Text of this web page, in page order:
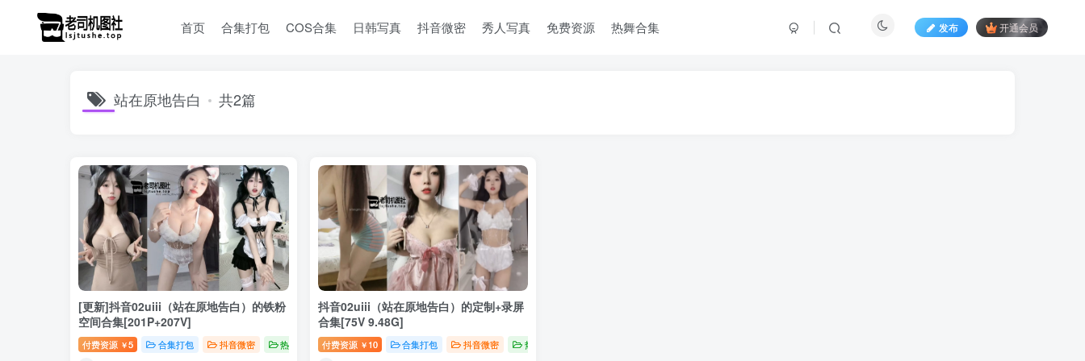
首页 合集打包 COS合集 日韩写真 抖音微密 秀人写真 免费资源 热舞合集 发布 开通会员
站在原地告白 共2篇
[更新]抖音02uiii（站在原地告白）的铁粉
空间合集[201P+207V]
付费资源 ￥5 合集打包 抖音微密 热舞合集
抖音02uiii（站在原地告白）的定制+录屏
合集[75V 9.48G]
付费资源 ￥ 10 合集打包 抖音微密 热舞合集